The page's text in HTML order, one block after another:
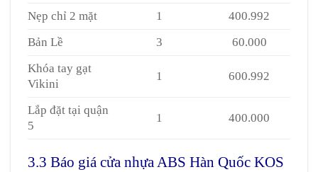
Nẹp chỉ 2 mặt
1
400.992
Bản Lề
3
60.000
Khóa tay gạt
Vikini
1 600.992
Lắp đặt tại quận
5
1 400.000
3.3 Báo giá cửa nhựa ABS Hàn Quốc KOS